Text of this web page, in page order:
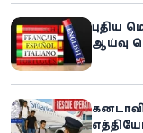
புதிய
ஆய்வு